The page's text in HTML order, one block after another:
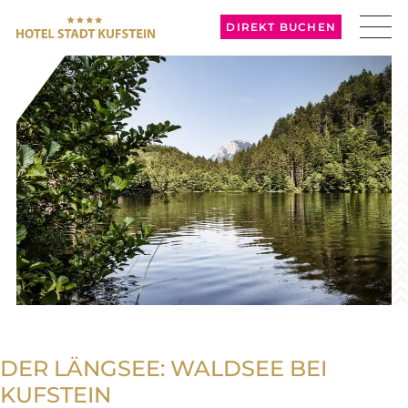
DIREKT BUCHEN
DER LÄNGSEE: WALDSEE BEI
KUFSTEIN